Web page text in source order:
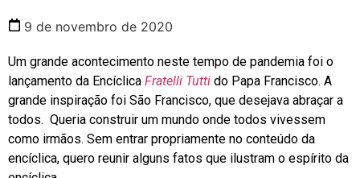
9 de novembro de 2020
Um grande acontecimento neste tempo de pandemia foi o
lançamento da Encíclica Fratelli Tutti do Papa Francisco. A
grande inspiração foi São Francisco, que desejava abraçar a
todos. Queria construir um mundo onde todos vivessem
como irmãos. Sem entrar propriamente no conteúdo da
encíclica, quero reunir alguns fatos que ilustram o espírito da